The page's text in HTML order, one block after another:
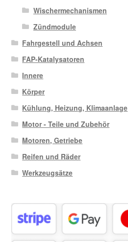
Wischermechanismen
Zündmodule
Fahrgestell und Achsen
FAP-Katalysatoren
Innere
Körper
Kühlung, Heizung, Klimaanlage
Motor - Teile und Zubehör
Motoren, Getriebe
Reifen und Räder
Werkzeugsätze